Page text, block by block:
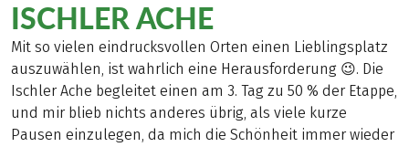
ISCHLER ACHE
Mit so vielen eindrucksvollen Orten einen Lieblingsplatz
auszuwählen, ist wahrlich eine Herausforderung 😉. Die
Ischler Ache begleitet einen am 3. Tag zu 50 % der Etappe,
und mir blieb nichts anderes übrig, als viele kurze
Pausen einzulegen, da mich die Schönheit immer wieder